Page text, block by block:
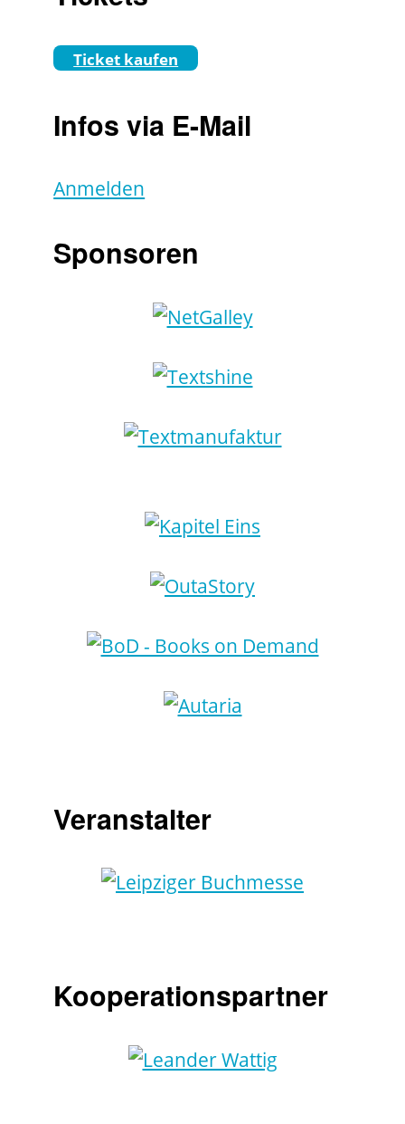
Ticket kaufen
Infos via E-Mail
Anmelden
Sponsoren
Veranstalter
Kooperationspartner